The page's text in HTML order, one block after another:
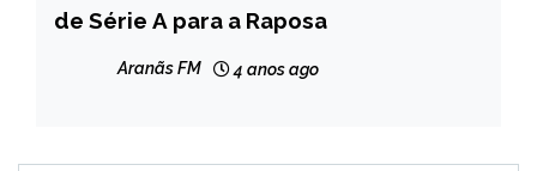
de Série A para a Raposa
Aranãs FM 4 anos ago